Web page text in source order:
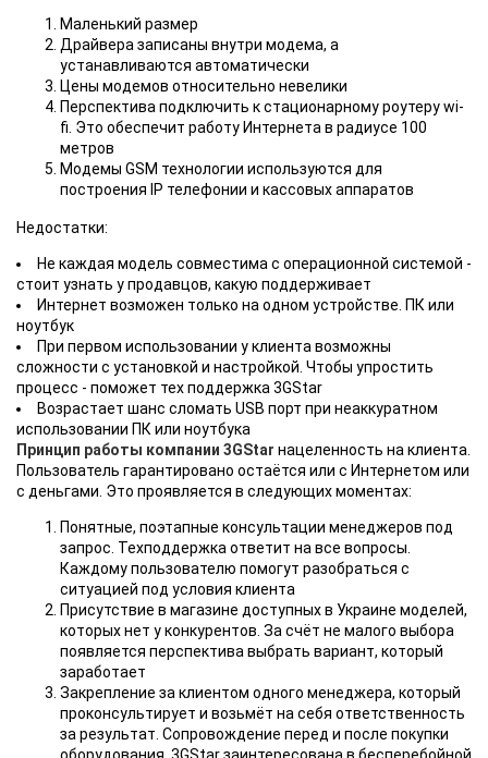
Маленький размер
Драйвера записаны внутри модема, а
устанавливаются автоматически
Цены модемов относительно невелики
Перспектива подключить к стационарному роутеру wi-
fi. Это обеспечит работу Интернета в радиусе 100
метров
Модемы GSM технологии используются для
построения IP телефонии и кассовых аппаратов
Недостатки:
Не каждая модель совместима с операционной системой -
стоит узнать у продавцов, какую поддерживает
Интернет возможен только на одном устройстве. ПК или
ноутбук
При первом использовании у клиента возможны
сложности с установкой и настройкой. Чтобы упростить
процесс - поможет тех поддержка 3GStar
Возрастает шанс сломать USB порт при неаккуратном
использовании ПК или ноутбука
Принцип работы компании 3GStar нацеленность на клиента.
Пользователь гарантировано остаётся или с Интернетом или
с деньгами. Это проявляется в следующих моментах:
Понятные, поэтапные консультации менеджеров под
запрос. Техподдержка ответит на все вопросы.
Каждому пользователю помогут разобраться с
ситуацией под условия клиента
Присутствие в магазине доступных в Украине моделей,
которых нет у конкурентов. За счёт не малого выбора
появляется перспектива выбрать вариант, который
заработает
Закрепление за клиентом одного менеджера, который
проконсультирует и возьмёт на себя ответственность
за результат. Сопровождение перед и после покупки